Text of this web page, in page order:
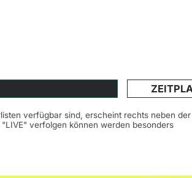
verfügbar sind, erscheint rechts neben
verfolgen können werden besonders